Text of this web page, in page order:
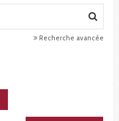
Recherche avancée